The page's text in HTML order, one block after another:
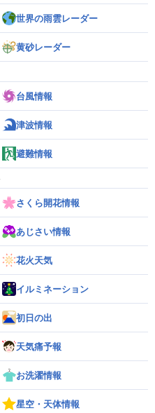
世界の雨雲レーダー
黄砂レーダー
台風情報
津波情報
避難情報
さくら開花情報
あじさい情報
花火天気
イルミネーション
初日の出
天気痛予報
お洗濯情報
星空・天体情報